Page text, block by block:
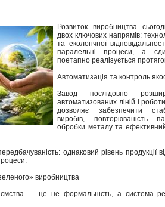
Розвиток виробництва
двох ключових напрямів:
та екологічної
паралельні процеси, а
поетапно реалізується
Автоматизація та контроль
Завод послідовно
автоматизованих ліній і
дозволяє забезпечити
виробів, повторюваність
обробки металу та
однаковий рівень продукції
виробництва
— це не формальність, а система